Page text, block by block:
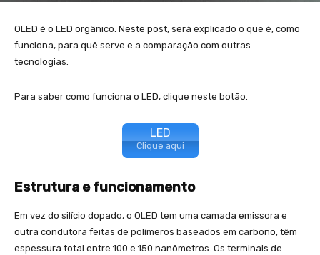
OLED é o LED orgânico. Neste post, será explicado o que é, como
funciona, para quê serve e a comparação com outras
tecnologias.
Para saber como funciona o LED, clique neste botão.
LED
Clique aqui
Estrutura e funcionamento
Em vez do silício dopado, o OLED tem uma camada emissora e
outra condutora feitas de polímeros baseados em carbono, têm
espessura total entre 100 e 150 nanômetros. Os terminais de